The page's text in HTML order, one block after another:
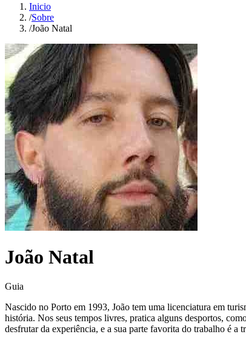
Caminho de Santiago em Bicicleta - Caminho da Costa -
Inicio
/Sobre
/João Natal
João Natal
Guia
Nascido no Porto em 1993, João tem uma licenciatura em
história. Nos seus tempos livres, pratica alguns desportos,
desfrutar da experiência, e a sua parte favorita do trabalho é a